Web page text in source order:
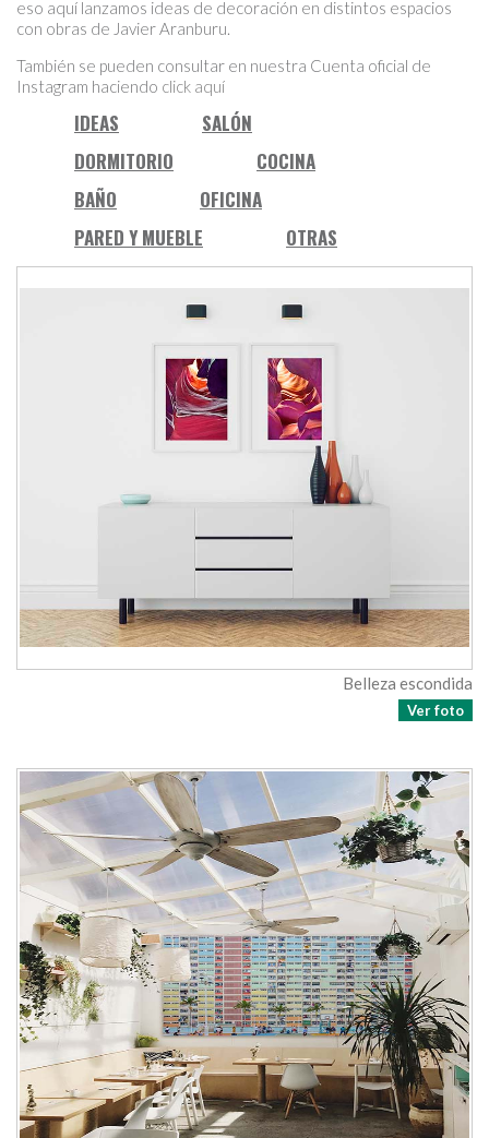
eso aquí lanzamos ideas de decoración en distintos espacios
con obras de Javier Aranburu.
También se pueden consultar en nuestra Cuenta oficial de
Instagram haciendo click aquí
IDEAS
SALÓN
DORMITORIO
COCINA
BAÑO
OFICINA
PARED Y MUEBLE
OTRAS
Belleza escondida
Ver foto